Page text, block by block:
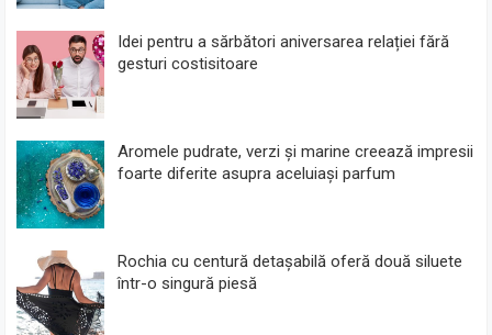
Idei pentru a sărbători aniversarea relației fără
gesturi costisitoare
Aromele pudrate, verzi și marine creează impresii
foarte diferite asupra aceluiași parfum
Rochia cu centură detașabilă oferă două siluete
într-o singură piesă